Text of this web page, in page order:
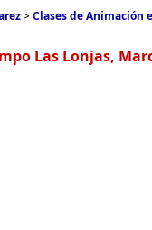
>Clases de Animación
Las Lonjas,